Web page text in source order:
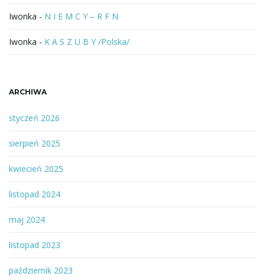
Iwonka - N I E M C Y – R F N
Iwonka - K A S Z U B Y /Polska/
ARCHIWA
styczeń 2026
sierpień 2025
kwiecień 2025
listopad 2024
maj 2024
listopad 2023
październik 2023